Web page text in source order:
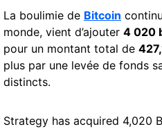
La boulimie de Bitcoin
monde, vient d’ajouter 4 020
pour un montant total de
plus par une levée de fonds
distincts.
Strategy has acquired 4,020